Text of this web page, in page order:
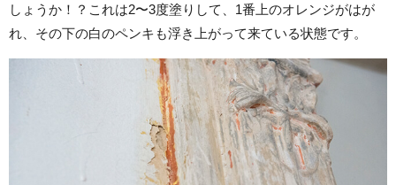
しょうか！？これは2〜3度塗りして、1番上のオレンジがはが
れ、その下の白のペンキも浮き上がって来ている状態です。